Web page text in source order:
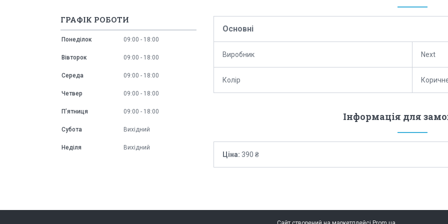
Основні
Виробник Next
Колір
Інформація для
Ціна: 390 ₴
ГРАФІК РОБОТИ
Понеділок 09:00 18:00
Вівторок 09:00 18:00
Середа 09:00 18:00
Четвер 09:00 18:00
Пʼятниця 09:00 18:00
Субота Вихідний
Неділя Вихідний